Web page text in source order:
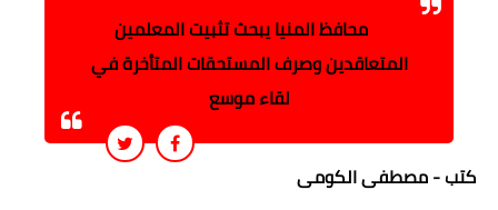
محافظ المنيا يبحث تثبيت المعلمين
المتعاقدين وصرف المستحقات المتأخرة في
لقاء موسع
كتب - مصطفى الكومى